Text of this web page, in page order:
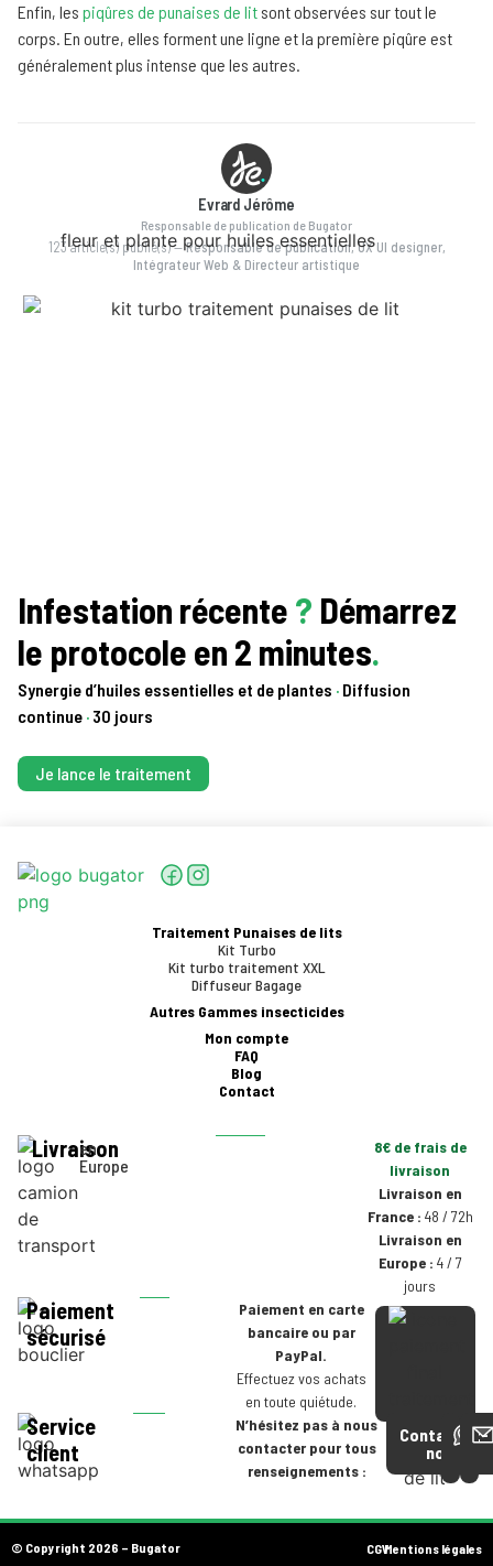
Enfin, les piqûres de punaises de lit sont observées sur tout le
corps. En outre, elles forment une ligne et la première piqûre est
généralement plus intense que les autres.
Evrard Jérôme
Responsable de publication de Bugator
123 article(s) publié(s)—Responsable de publication, UX UI designer,
Intégrateur Web & Directeur artistique
Infestation récente ? Démarrez
le protocole en 2 minutes.
Synergie d’huiles essentielles et de plantes · Diffusion
continue · 30 jours
Je lance le traitement
Traitement Punaises de lits
Kit Turbo
Kit turbo traitement XXL
Diffuseur Bagage
Autres Gammes insecticides
Mon compte
FAQ
Blog
Contact
Livraison
en
Europe
8€ de frais de
livraison
Livraison en
France : 48 / 72h
Livraison en
Europe : 4 / 7
jours
Paiement
sécurisé
Paiement en carte
bancaire ou par
PayPal.
Effectuez vos achats
en toute quiétude.
Service
client
N’hésitez pas à nous
contacter pour tous
renseignements :
Contactez-
nous
© Copyright 2026 – Bugator CGVMentions légales